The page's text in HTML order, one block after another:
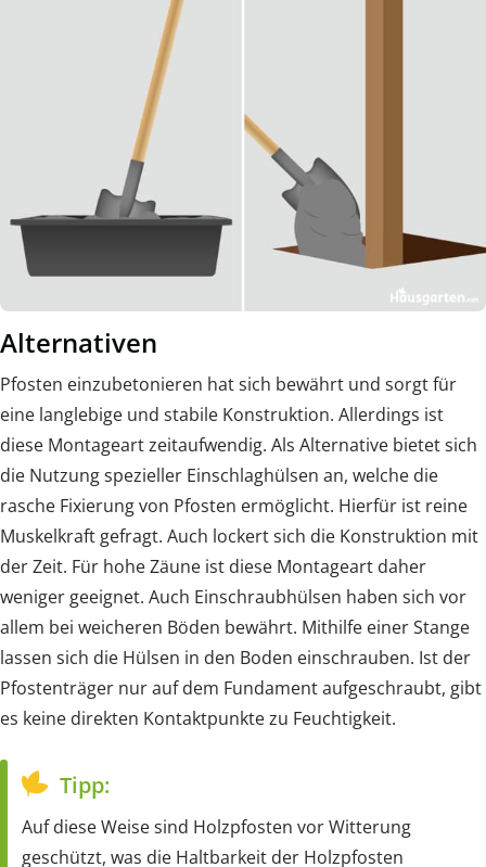
Alternativen
Pfosten einzubetonieren hat sich bewährt und sorgt für
eine langlebige und stabile Konstruktion. Allerdings ist
diese Montageart zeitaufwendig. Als Alternative bietet sich
die Nutzung spezieller Einschlaghülsen an, welche die
rasche Fixierung von Pfosten ermöglicht. Hierfür ist reine
Muskelkraft gefragt. Auch lockert sich die Konstruktion mit
der Zeit. Für hohe Zäune ist diese Montageart daher
weniger geeignet. Auch Einschraubhülsen haben sich vor
allem bei weicheren Böden bewährt. Mithilfe einer Stange
lassen sich die Hülsen in den Boden einschrauben. Ist der
Pfostenträger nur auf dem Fundament aufgeschraubt, gibt
es keine direkten Kontaktpunkte zu Feuchtigkeit.
Tipp:
Auf diese Weise sind Holzpfosten vor Witterung
geschützt, was die Haltbarkeit der Holzpfosten